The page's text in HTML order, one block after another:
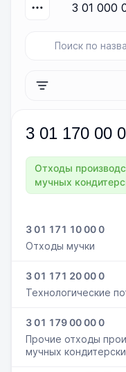
3 01 000
3 01 170 00
Отходы
мучных
3 01 171 10 00 0
Отходы мучки
3 01 171 20 00 0
Технологические
3 01 179 00 00 0
Прочие отходы
мучных